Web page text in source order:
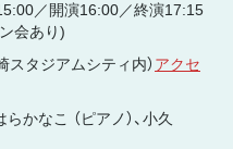
／開演16:00／終演17:15
会あり)
スタジアムシティ内） アクセ
らかなこ （ピアノ）、小久